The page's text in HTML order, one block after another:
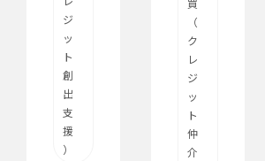
ジ
ッ
ト
創
出
支
援
）
買
（
ク
レ
ジ
ッ
ト
仲
介